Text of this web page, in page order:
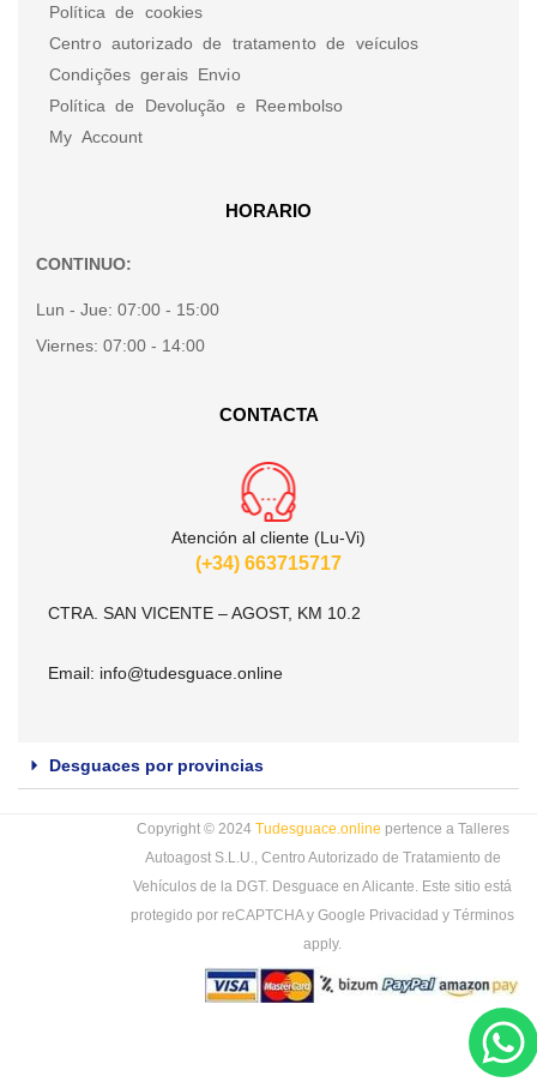
Política de cookies
Centro autorizado de tratamento de veículos
Condições gerais Envio
Política de Devolução e Reembolso
My Account
HORARIO
CONTINUO:
Lun - Jue: 07:00 - 15:00
Viernes: 07:00 - 14:00
CONTACTA
Atención al cliente (Lu-Vi)
(+34) 663715717
CTRA. SAN VICENTE – AGOST, KM 10.2
Email: info@tudesguace.online
Desguaces por provincias
Copyright © 2024 Tudesguace.online pertence a Talleres
Autoagost S.L.U., Centro Autorizado de Tratamiento de
Vehículos de la DGT. Desguace en Alicante. Este sitio está
protegido por reCAPTCHA y Google Privacidad y Términos
apply.